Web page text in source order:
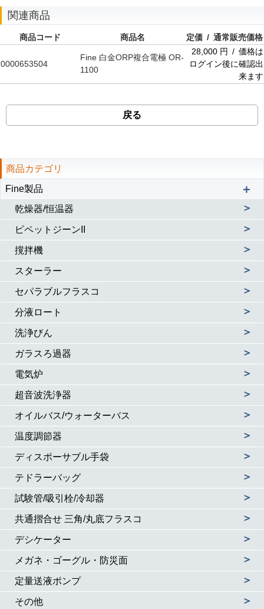
関連商品
商品コード 商品名 定価 / 通常販売価格
0000653504
Fine 白金ORP複合電極 OR-
1100
28,000 円 / 価格は
ログイン後に確認出
来ます
戻る
商品カテゴリ
Fine製品
＋
乾燥器/恒温器 ＞
ピペットジーンII ＞
撹拌機 ＞
スターラー ＞
セパラブルフラスコ ＞
分液ロート ＞
洗浄びん ＞
ガラスろ過器 ＞
電気炉 ＞
超音波洗浄器 ＞
オイルバス/ウォーターバス ＞
温度調節器 ＞
ディスポーサブル手袋 ＞
テドラーバッグ ＞
試験管/吸引栓/冷却器 ＞
共通摺合せ 三角/丸底フラスコ ＞
デシケーター ＞
メガネ・ゴーグル・防災面 ＞
定量送液ポンプ ＞
その他 ＞